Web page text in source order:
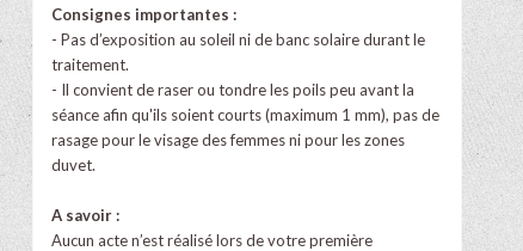
Consignes importantes :
- Pas d’exposition au soleil ni de banc solaire durant le
traitement.
- Il convient de raser ou tondre les poils peu avant la
séance afin qu'ils soient courts (maximum 1 mm), pas de
rasage pour le visage des femmes ni pour les zones
duvet.
A savoir :
Aucun acte n’est réalisé lors de votre première